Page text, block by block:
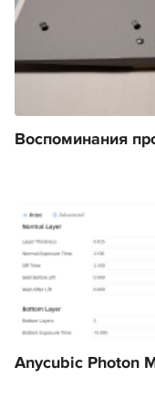
Воспоминания
Anycubic Photon